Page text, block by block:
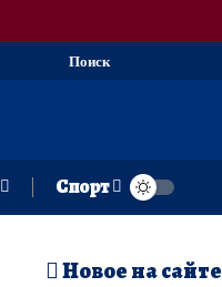
Поиск
Спорт
Новое на сайте